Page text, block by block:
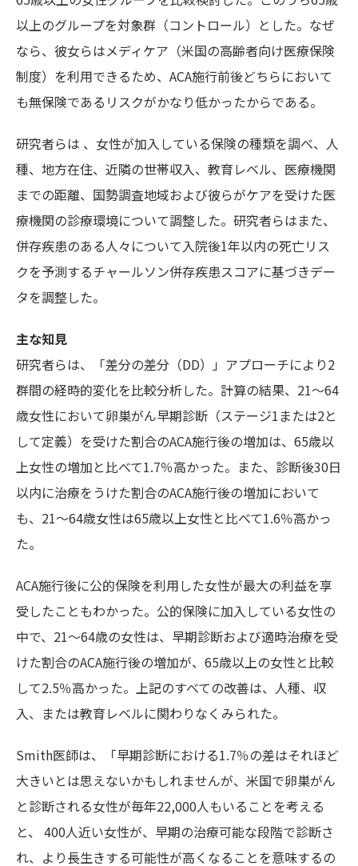
以上のグループを対象群（コントロール）とした。なぜ
なら、彼女らはメディケア（米国の高齢者向け医療保険
制度）を利用できるため、ACA施行前後どちらにおいて
も無保険であるリスクがかなり低かったからである。
研究者らは 、女性が加入している保険の種類を調べ、人
種、地方在住、近隣の世帯収入、教育レベル、医療機関
までの距離、国勢調査地域および彼らがケアを受けた医
療機関の診療環境について調整した。研究者らはまた、
併存疾患のある人々について入院後1年以内の死亡リス
クを予測するチャールソン併存疾患スコアに基づきデー
タを調整した。
主な知見
研究者らは、「差分の差分（DD）」アプローチにより2
群間の経時的変化を比較分析した。計算の結果、21～64
歳女性において卵巣がん早期診断（ステージ1または2と
して定義）を受けた割合のACA施行後の増加は、65歳以
上女性の増加と比べて1.7％高かった。また、診断後30日
以内に治療をうけた割合のACA施行後の増加において
も、21～64歳女性は65歳以上女性と比べて1.6％高かっ
た。
ACA施行後に公的保険を利用した女性が最大の利益を享
受したこともわかった。公的保険に加入している女性の
中で、21～64歳の女性は、早期診断および適時治療を受
けた割合のACA施行後の増加が、65歳以上の女性と比較
して2.5％高かった。上記のすべての改善は、人種、収
入、または教育レベルに関わりなくみられた。
Smith医師は、「早期診断における1.7％の差はそれほど
大きいとは思えないかもしれませんが、米国で卵巣がん
と診断される女性が毎年22,000人もいることを考える
と、 400人近い女性が、早期の治療可能な段階で診断さ
れ、より長生きする可能性が高くなることを意味するの